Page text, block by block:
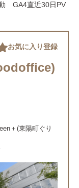
動 GA4直近30日PV
＋(東陽町ぐり
お気に入り登録